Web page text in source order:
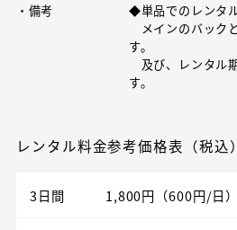
・備考
◆単品でのレンタ
メインのバック
す。
及び、レンタル
す。
レンタル料金参考価格表（税込）
3日間 1,800円（600円/日）